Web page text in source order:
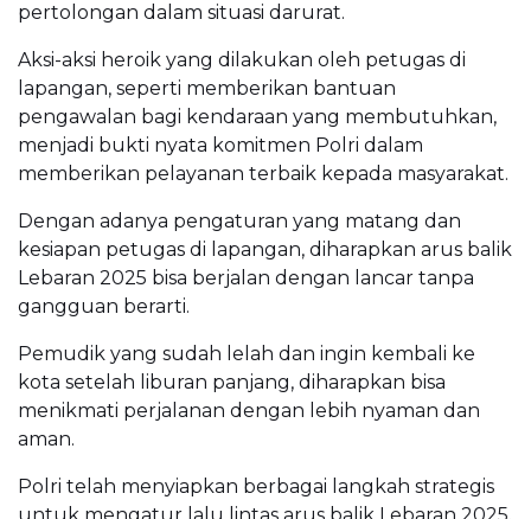
pertolongan dalam situasi darurat.
Aksi-aksi heroik yang dilakukan oleh petugas di
lapangan, seperti memberikan bantuan
pengawalan bagi kendaraan yang membutuhkan,
menjadi bukti nyata komitmen Polri dalam
memberikan pelayanan terbaik kepada masyarakat.
Dengan adanya pengaturan yang matang dan
kesiapan petugas di lapangan, diharapkan arus balik
Lebaran 2025 bisa berjalan dengan lancar tanpa
gangguan berarti.
Pemudik yang sudah lelah dan ingin kembali ke
kota setelah liburan panjang, diharapkan bisa
menikmati perjalanan dengan lebih nyaman dan
aman.
Polri telah menyiapkan berbagai langkah strategis